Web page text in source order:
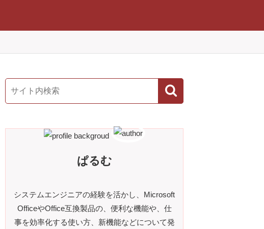
ぱるむ
システムエンジニアの経験を活かし、Microsoft
OfficeやOffice互換製品の、便利な機能や、仕
事を効率化する使い方、新機能などについて発